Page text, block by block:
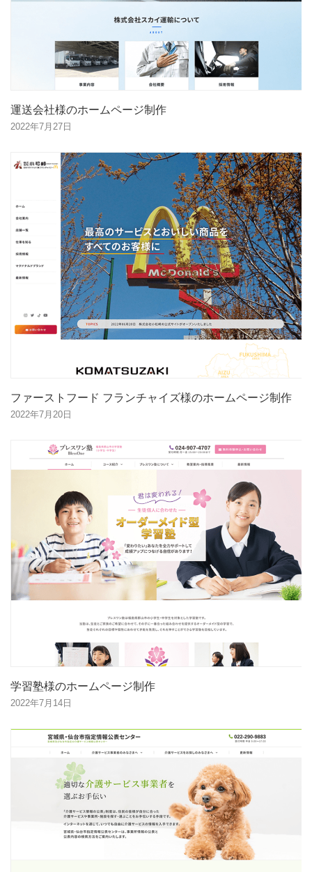
運送会社様のホームページ制作
2022年7月27日
ファーストフード フランチャイズ様のホームページ制作
2022年7月20日
学習塾様のホームページ制作
2022年7月14日